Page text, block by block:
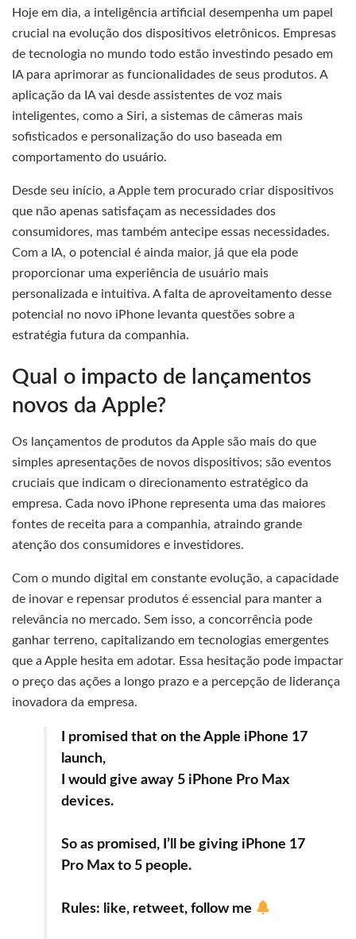
Hoje em dia, a inteligência artificial desempenha um papel
crucial na evolução dos dispositivos eletrônicos. Empresas
de tecnologia no mundo todo estão investindo pesado em
IA para aprimorar as funcionalidades de seus produtos. A
aplicação da IA vai desde assistentes de voz mais
inteligentes, como a Siri, a sistemas de câmeras mais
sofisticados e personalização do uso baseada em
comportamento do usuário.
Desde seu início, a Apple tem procurado criar dispositivos
que não apenas satisfaçam as necessidades dos
consumidores, mas também antecipe essas necessidades.
Com a IA, o potencial é ainda maior, já que ela pode
proporcionar uma experiência de usuário mais
personalizada e intuitiva. A falta de aproveitamento desse
potencial no novo iPhone levanta questões sobre a
estratégia futura da companhia.
Qual o impacto de lançamentos
novos da Apple?
Os lançamentos de produtos da Apple são mais do que
simples apresentações de novos dispositivos; são eventos
cruciais que indicam o direcionamento estratégico da
empresa. Cada novo iPhone representa uma das maiores
fontes de receita para a companhia, atraindo grande
atenção dos consumidores e investidores.
Com o mundo digital em constante evolução, a capacidade
de inovar e repensar produtos é essencial para manter a
relevância no mercado. Sem isso, a concorrência pode
ganhar terreno, capitalizando em tecnologias emergentes
que a Apple hesita em adotar. Essa hesitação pode impactar
o preço das ações a longo prazo e a percepção de liderança
inovadora da empresa.
I promised that on the Apple iPhone 17
launch,
I would give away 5 iPhone Pro Max
devices.
So as promised, I’ll be giving iPhone 17
Pro Max to 5 people.
Rules: like, retweet, follow me